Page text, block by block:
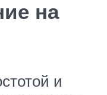
на
и